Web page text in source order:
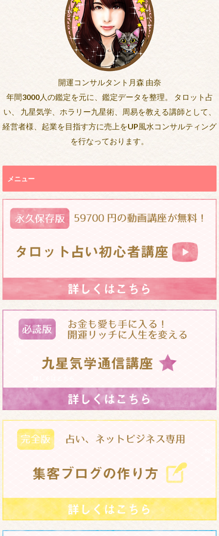
開運コンサルタント月森 由奈
年間3000人の鑑定を元に、鑑定データを整理。 タロット占
い、 九星気学、ホラリー九星術、周易を教える講師として、
経営者様、起業を目指す方に売上をUP風水コンサルティング
を行なっております。
メニュー